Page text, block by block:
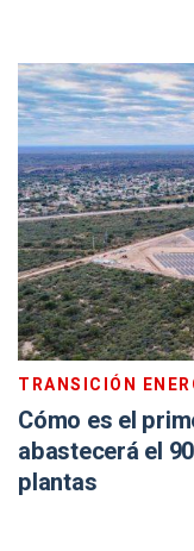
TRANSICIÓN
Cómo es el
abastecerá el
plantas